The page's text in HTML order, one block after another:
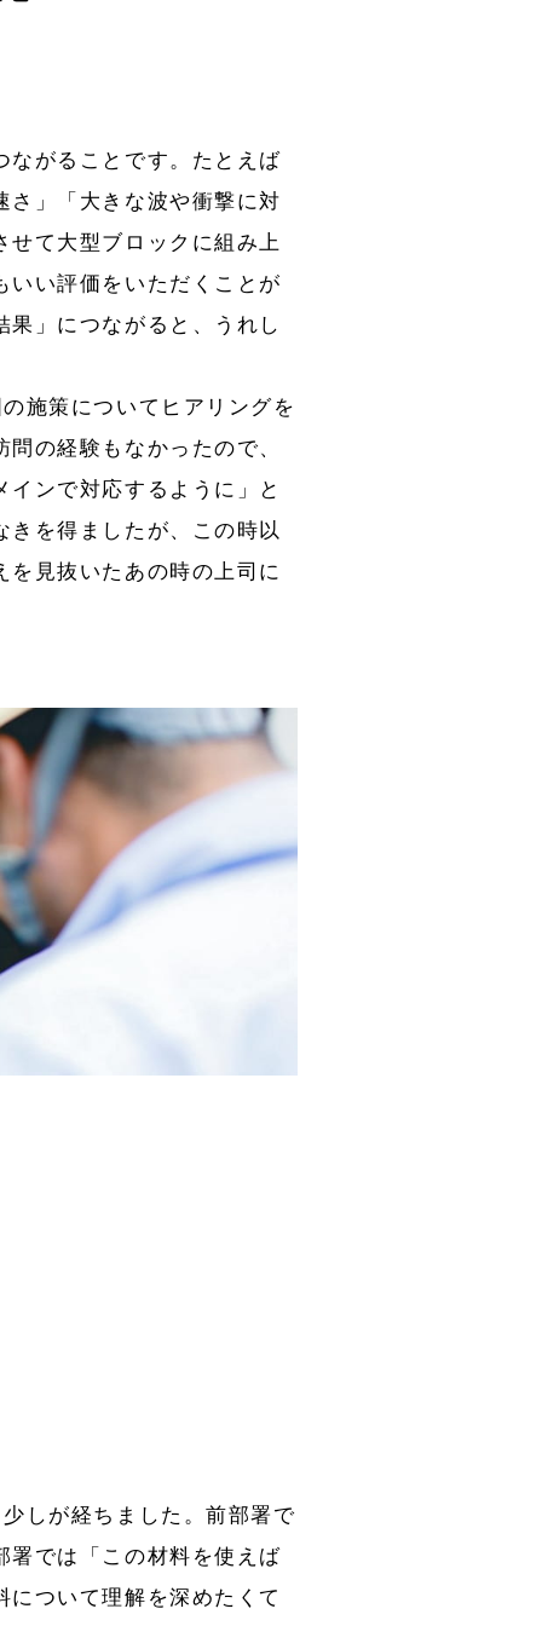
ながることです。たとえば
」「大きな波や衝撃に対
て大型ブロックに組み上
い評価をいただくことが
」につながると、うれし
施策についてヒアリングを
の経験もなかったので、
ンで対応するように」と
を得ましたが、この時以
見抜いたあの時の上司に
しが経ちました。前部署で
署では「この材料を使えば
ついて理解を深めたくて